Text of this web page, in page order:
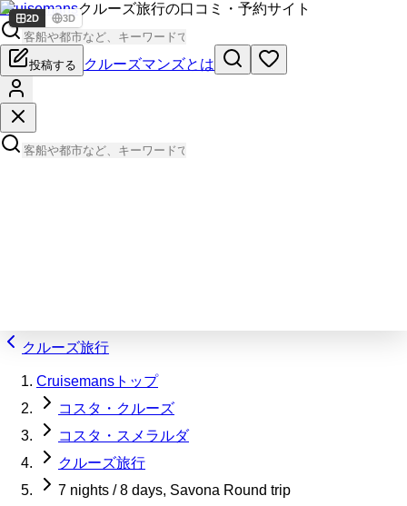
Cruisemansクルーズ旅行の口コミ・予約サイト
投稿する クルーズマンズとは
クルーズ旅行
Cruisemansトップ
コスタ・クルーズ
コスタ・スメラルダ
クルーズ旅行
7 nights / 8 days, Savona Round trip
2D 3D